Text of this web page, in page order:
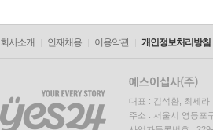
회사소개 인재채용 이용약관 개인정보처리방침
대표 : 김석환, 최세라
주소 : 서울시 영등포